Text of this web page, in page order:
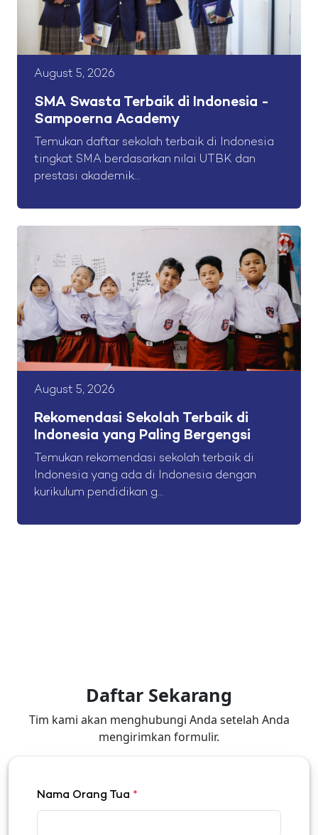
August 5, 2026
SMA Swasta Terbaik di Indonesia -
Sampoerna Academy
Temukan daftar sekolah terbaik di Indonesia
tingkat SMA berdasarkan nilai UTBK dan
prestasi akademik...
August 5, 2026
Rekomendasi Sekolah Terbaik di
Indonesia yang Paling Bergengsi
Temukan rekomendasi sekolah terbaik di
Indonesia yang ada di Indonesia dengan
kurikulum pendidikan g...
Daftar Sekarang
Tim kami akan menghubungi Anda setelah Anda
mengirimkan formulir.
Nama Orang Tua *